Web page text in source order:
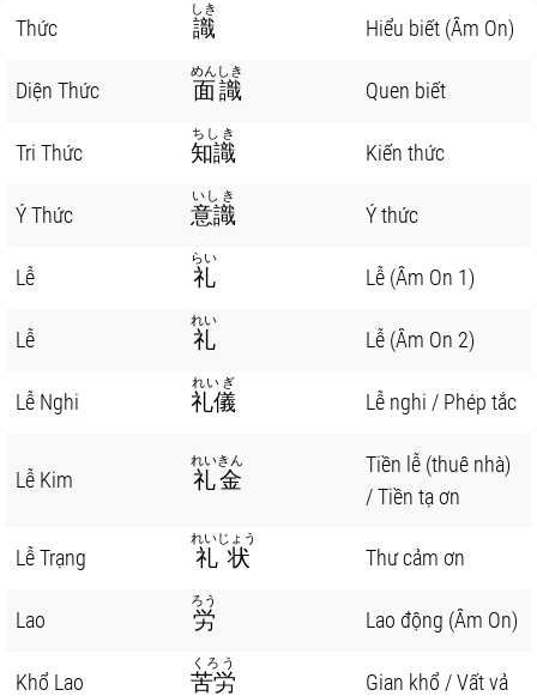
Thức 識
しき
Hiểu biết (Âm On)
Diện Thức 面識
めんしき
Quen biết
Tri Thức 知識
ちしき
Kiến thức
Ý Thức 意識
いしき
Ý thức
Lễ 礼
らい
Lễ (Âm On 1)
Lễ 礼
れい
Lễ (Âm On 2)
Lễ Nghi 礼儀
れいぎ
Lễ nghi / Phép tắc
Lễ Kim 礼金
れいきん
Tiền lễ (thuê nhà)
/ Tiền tạ ơn
Lễ Trạng 礼状
れいじょう
Thư cảm ơn
Lao 労
ろう
Lao động (Âm On)
Khổ Lao 苦労
くろう
Gian khổ / Vất vả